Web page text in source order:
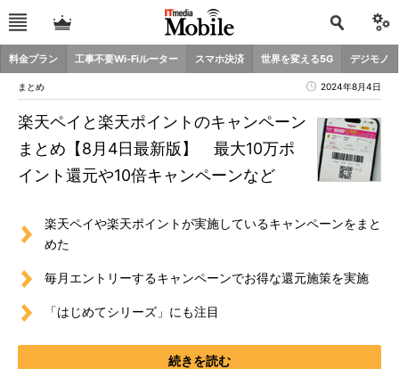
料金プラン 工事不要Wi-Fiルーター スマホ決済 世界を変える5G デジモノ
まとめ 2024年8月4日
楽天ペイと楽天ポイントのキャンペーン
まとめ【8月4日最新版】 最大10万ポ
イント還元や10倍キャンペーンなど
楽天ペイや楽天ポイントが実施しているキャンペーンをまと
めた
毎月エントリーするキャンペーンでお得な還元施策を実施
「はじめてシリーズ」にも注目
続きを読む